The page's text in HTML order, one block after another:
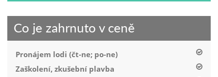
Co je zahrnuto v ceně
Pronájem lodi (čt-ne; po-ne)
Zaškolení, zkušební plavba